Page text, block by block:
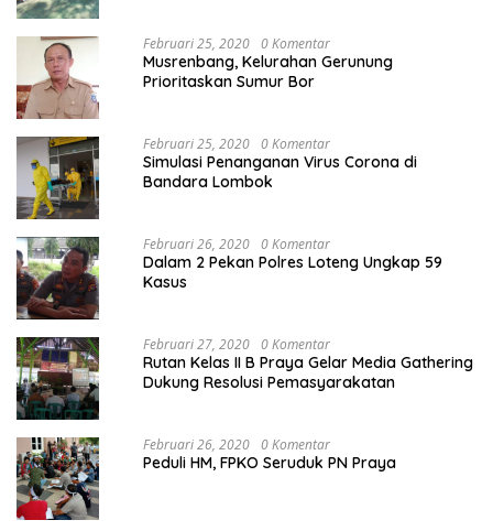
Februari 25, 2020 0 Komentar
Musrenbang, Kelurahan Gerunung
Prioritaskan Sumur Bor
Februari 25, 2020 0 Komentar
Simulasi Penanganan Virus Corona di
Bandara Lombok
Februari 26, 2020 0 Komentar
Dalam 2 Pekan Polres Loteng Ungkap 59
Kasus
Februari 27, 2020 0 Komentar
Rutan Kelas II B Praya Gelar Media Gathering
Dukung Resolusi Pemasyarakatan
Februari 26, 2020 0 Komentar
Peduli HM, FPKO Seruduk PN Praya